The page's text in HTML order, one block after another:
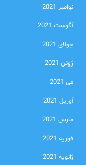
نوامبر 2021
آگوست 2021
جولای 2021
ژوئن 2021
می 2021
آوریل 2021
مارس 2021
فوریه 2021
ژانویه 2021